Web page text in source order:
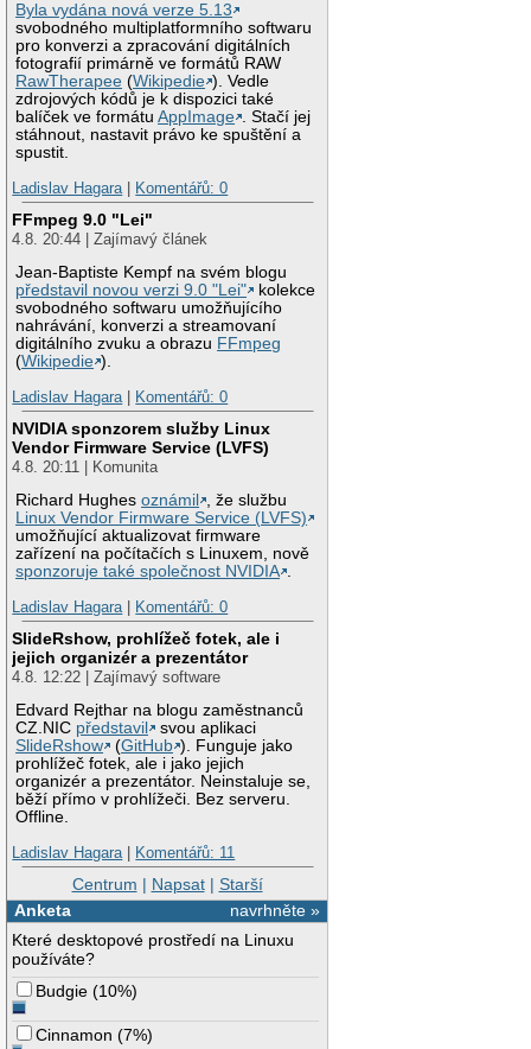
Byla vydána nová verze 5.13
svobodného multiplatformního softwaru
pro konverzi a zpracování digitálních
fotografií primárně ve formátů RAW
RawTherapee (Wikipedie ). Vedle
zdrojových kódů je k dispozici také
balíček ve formátuAppImage . Stačí jej
stáhnout, nastavit právo ke spuštění a
spustit.
Ladislav Hagara| Komentářů: 0
FFmpeg 9.0 "Lei"
4.8. 20:44 | Zajímavý článek
Jean-Baptiste Kempf na svém blogu
představil novou verzi 9.0 "Lei"
kolekce
svobodného softwaru umožňujícího
nahrávání, konverzi a streamovaní
digitálního zvuku a obrazu FFmpeg
(Wikipedie ).
Ladislav Hagara| Komentářů: 0
NVIDIA sponzorem služby Linux
Vendor Firmware Service (LVFS)
4.8. 20:11 | Komunita
Richard Hughesoznámil
, že službu
Linux Vendor Firmware Service (LVFS)
umožňující aktualizovat firmware
zařízení na počítačích s Linuxem, nově
sponzoruje také společnost NVIDIA .
Ladislav Hagara| Komentářů: 0
SlideRshow, prohlížeč fotek, ale i
jejich organizér a prezentátor
4.8. 12:22 | Zajímavý software
Edvard Rejthar na blogu zaměstnanců
CZ.NIC představil
svou aplikaci
SlideRshow
(GitHub ). Funguje jako
prohlížeč fotek, ale i jako jejich
organizér a prezentátor. Neinstaluje se,
běží přímo v prohlížeči. Bez serveru.
Offline.
Ladislav Hagara| Komentářů: 11
Centrum | Napsat| Starší
navrhněte »
Anketa
Které desktopové prostředí na Linuxu
používáte?
Budgie (10%)
Cinnamon (7%)